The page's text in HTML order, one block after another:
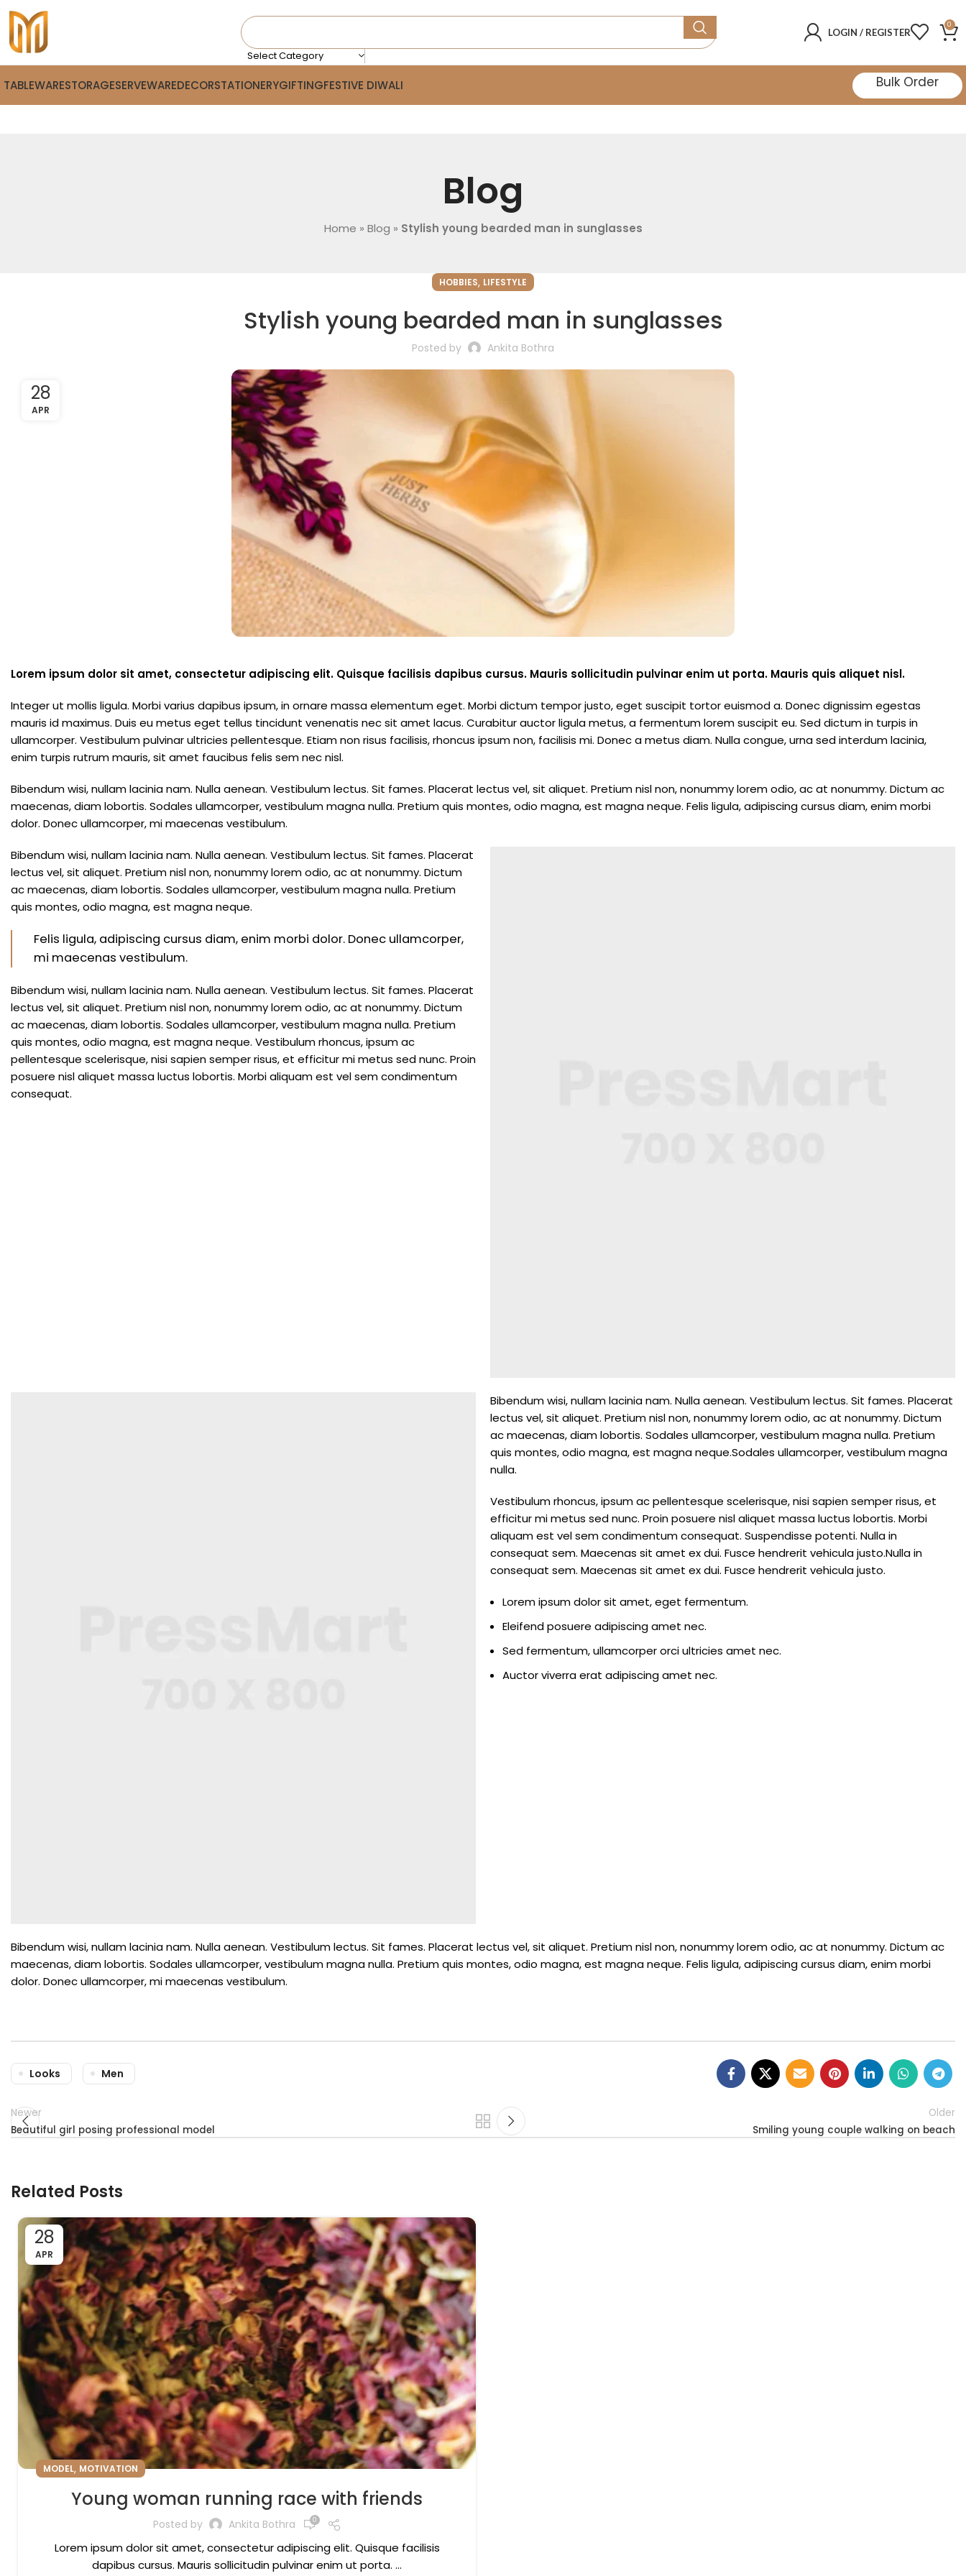
Select Category
LOGIN / REGISTER
0
TABLEWARESTORAGESERVEWAREDECORSTATIONERYGIFTINGFESTIVE DIWALI Bulk Order
Blog
Home » Blog » Stylish young bearded man in sunglasses
HOBBIES, LIFESTYLE
Stylish young bearded man in sunglasses
Posted by Ankita Bothra
28
APR
Lorem ipsum dolor sit amet, consectetur adipiscing elit. Quisque facilisis dapibus cursus. Mauris sollicitudin pulvinar enim ut porta. Mauris quis aliquet nisl.
Integer ut mollis ligula. Morbi varius dapibus ipsum, in ornare massa elementum eget. Morbi dictum tempor justo, eget suscipit tortor euismod a. Donec dignissim egestas
mauris id maximus. Duis eu metus eget tellus tincidunt venenatis nec sit amet lacus. Curabitur auctor ligula metus, a fermentum lorem suscipit eu. Sed dictum in turpis in
ullamcorper. Vestibulum pulvinar ultricies pellentesque. Etiam non risus facilisis, rhoncus ipsum non, facilisis mi. Donec a metus diam. Nulla congue, urna sed interdum lacinia,
enim turpis rutrum mauris, sit amet faucibus felis sem nec nisl.
Bibendum wisi, nullam lacinia nam. Nulla aenean. Vestibulum lectus. Sit fames. Placerat lectus vel, sit aliquet. Pretium nisl non, nonummy lorem odio, ac at nonummy. Dictum ac
maecenas, diam lobortis. Sodales ullamcorper, vestibulum magna nulla. Pretium quis montes, odio magna, est magna neque. Felis ligula, adipiscing cursus diam, enim morbi
dolor. Donec ullamcorper, mi maecenas vestibulum.
Bibendum wisi, nullam lacinia nam. Nulla aenean. Vestibulum lectus. Sit fames. Placerat
lectus vel, sit aliquet. Pretium nisl non, nonummy lorem odio, ac at nonummy. Dictum
ac maecenas, diam lobortis. Sodales ullamcorper, vestibulum magna nulla. Pretium
quis montes, odio magna, est magna neque.
Felis ligula, adipiscing cursus diam, enim morbi dolor. Donec ullamcorper,
mi maecenas vestibulum.
Bibendum wisi, nullam lacinia nam. Nulla aenean. Vestibulum lectus. Sit fames. Placerat
lectus vel, sit aliquet. Pretium nisl non, nonummy lorem odio, ac at nonummy. Dictum
ac maecenas, diam lobortis. Sodales ullamcorper, vestibulum magna nulla. Pretium
quis montes, odio magna, est magna neque. Vestibulum rhoncus, ipsum ac
pellentesque scelerisque, nisi sapien semper risus, et efficitur mi metus sed nunc. Proin
posuere nisl aliquet massa luctus lobortis. Morbi aliquam est vel sem condimentum
consequat.
Bibendum wisi, nullam lacinia nam. Nulla aenean. Vestibulum lectus. Sit fames. Placerat
lectus vel, sit aliquet. Pretium nisl non, nonummy lorem odio, ac at nonummy. Dictum
ac maecenas, diam lobortis. Sodales ullamcorper, vestibulum magna nulla. Pretium
quis montes, odio magna, est magna neque.Sodales ullamcorper, vestibulum magna
nulla.
Vestibulum rhoncus, ipsum ac pellentesque scelerisque, nisi sapien semper risus, et
efficitur mi metus sed nunc. Proin posuere nisl aliquet massa luctus lobortis. Morbi
aliquam est vel sem condimentum consequat. Suspendisse potenti. Nulla in
consequat sem. Maecenas sit amet ex dui. Fusce hendrerit vehicula justo.Nulla in
consequat sem. Maecenas sit amet ex dui. Fusce hendrerit vehicula justo.
Lorem ipsum dolor sit amet, eget fermentum.
Eleifend posuere adipiscing amet nec.
Sed fermentum, ullamcorper orci ultricies amet nec.
Auctor viverra erat adipiscing amet nec.
Bibendum wisi, nullam lacinia nam. Nulla aenean. Vestibulum lectus. Sit fames. Placerat lectus vel, sit aliquet. Pretium nisl non, nonummy lorem odio, ac at nonummy. Dictum ac
maecenas, diam lobortis. Sodales ullamcorper, vestibulum magna nulla. Pretium quis montes, odio magna, est magna neque. Felis ligula, adipiscing cursus diam, enim morbi
dolor. Donec ullamcorper, mi maecenas vestibulum.
Looks Men
Newer
Beautiful girl posing professional model
Older
Smiling young couple walking on beach
Related Posts
28
APR
MODEL, MOTIVATION
Young woman running race with friends
Posted by Ankita Bothra 0
Lorem ipsum dolor sit amet, consectetur adipiscing elit. Quisque facilisis
dapibus cursus. Mauris sollicitudin pulvinar enim ut porta. ...